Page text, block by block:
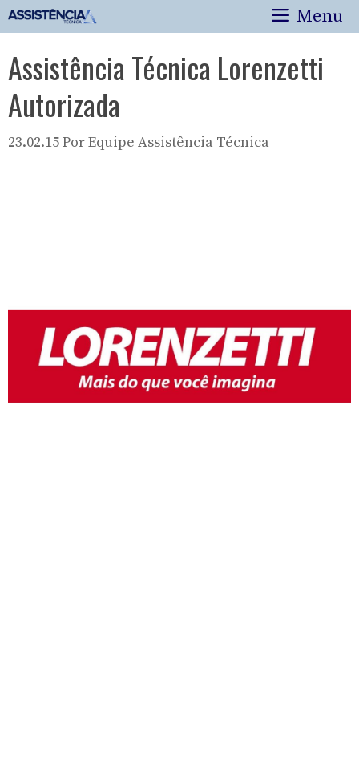
Pular
para
conteúdo
Menu
Assistência Técnica Lorenzetti
Autorizada
23.02.15PorEquipe Assistência Técnica